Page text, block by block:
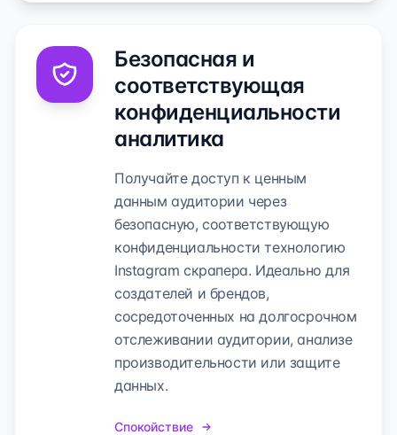
Безопасная и
соответствующая
конфиденциальности
аналитика
Получайте доступ к ценным
данным аудитории через
безопасную, соответствующую
конфиденциальности технологию
Instagram скрапера. Идеально для
создателей и брендов,
сосредоточенных на долгосрочном
отслеживании аудитории, анализе
производительности или защите
данных.
Спокойствие